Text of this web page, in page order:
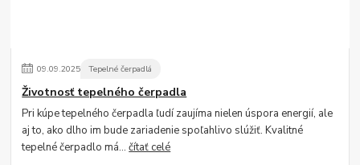
09.09.2025 Tepelné čerpadlá
Životnosť tepelného čerpadla
Pri kúpe tepelného čerpadla ľudí zaujíma nielen úspora energií, ale
aj to, ako dlho im bude zariadenie spoľahlivo slúžiť. Kvalitné
tepelné čerpadlo má...čítať celé